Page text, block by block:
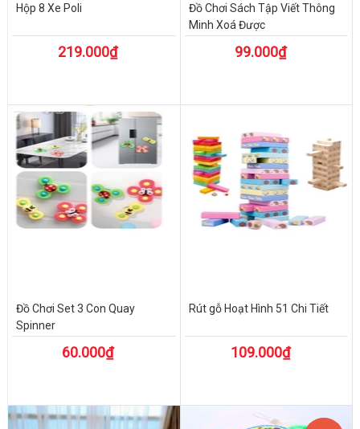
Hộp 8 Xe Poli
219.000₫
Đồ Chơi Sách Tập Viết Thông
Minh Xoá Được
99.000₫
Đồ Chơi Set 3 Con Quay
Spinner
60.000₫
Rút gỗ Hoạt Hình 51 Chi Tiết
109.000₫